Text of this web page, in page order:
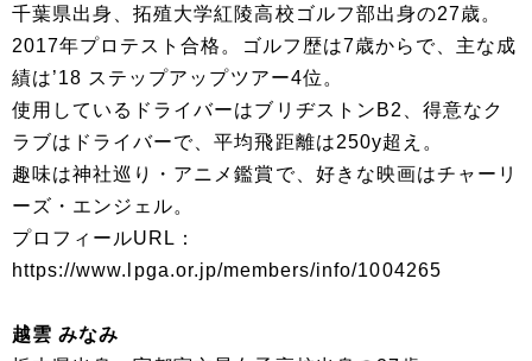
千葉県出身、拓殖大学紅陵高校ゴルフ部出身の27歳。
2017年プロテスト合格。ゴルフ歴は7歳からで、主な成
績は’18 ステップアップツアー4位。
使用しているドライバーはブリヂストンB2、得意なク
ラブはドライバーで、平均飛距離は250y超え。
趣味は神社巡り・アニメ鑑賞で、好きな映画はチャーリ
ーズ・エンジェル。
プロフィールURL：
https://www.lpga.or.jp/members/info/1004265
越雲 みなみ